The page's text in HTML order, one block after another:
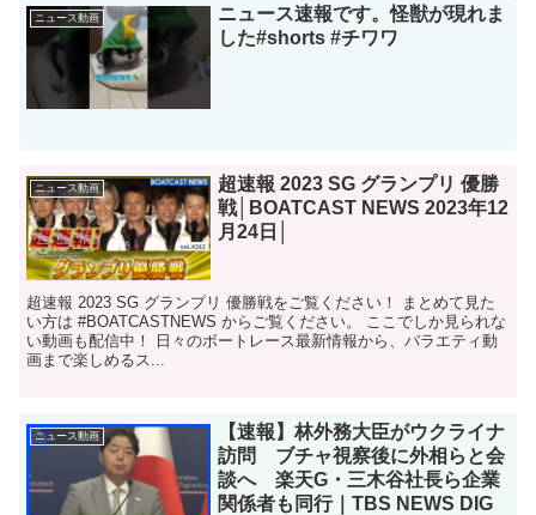
ニュース動画
ニュース速報です。怪獣が現れま
した#shorts #チワワ
ニュース動画
超速報 2023 SG グランプリ 優勝
戦│BOATCAST NEWS 2023年12
月24日│
超速報 2023 SG グランプリ 優勝戦をご覧ください！ まとめて見た
い方は #BOATCASTNEWS からご覧ください。 ここでしか見られな
い動画も配信中！ 日々のボートレース最新情報から、バラエティ動
画まで楽しめるス...
ニュース動画
【速報】林外務大臣がウクライナ
訪問 ブチャ視察後に外相らと会
談へ 楽天G・三木谷社長ら企業
関係者も同行｜TBS NEWS DIG